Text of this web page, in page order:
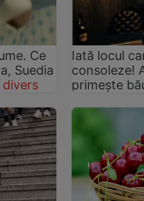
Ce
Suedia
divers
Iată locul
consoleze!
primește